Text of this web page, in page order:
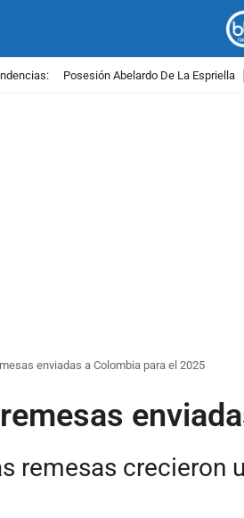
Posesión Abelardo De La Espriella
enviadas a Colombia para el 2025
remesas crecieron